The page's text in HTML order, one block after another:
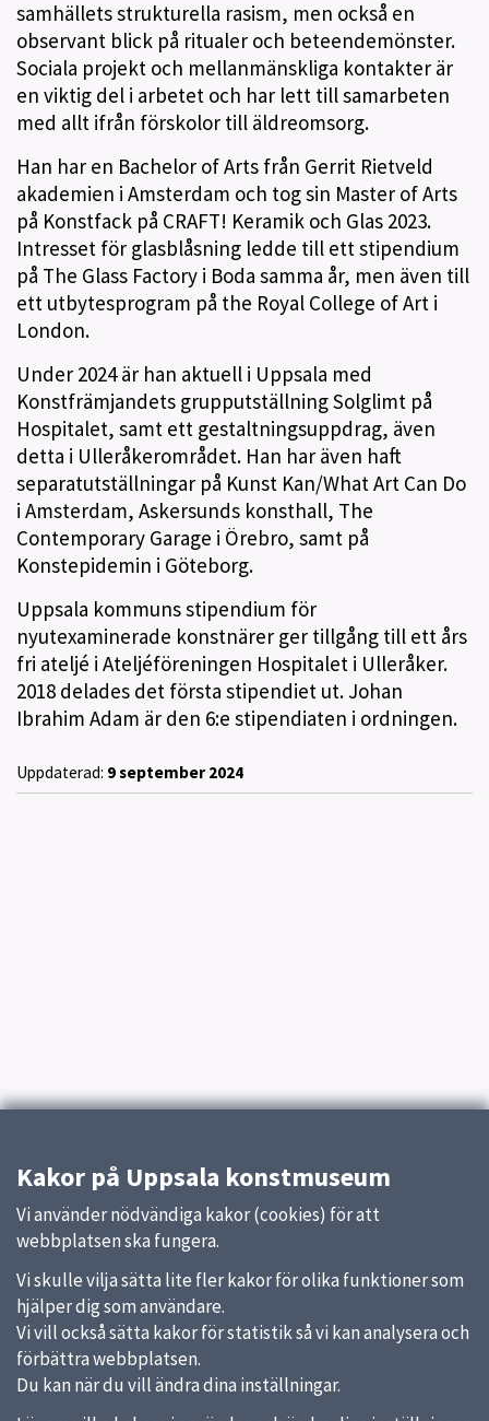
samhällets strukturella rasism, men också en
observant blick på ritualer och beteendemönster.
Sociala projekt och mellanmänskliga kontakter är
en viktig del i arbetet och har lett till samarbeten
med allt ifrån förskolor till äldreomsorg.
Han har en Bachelor of Arts från Gerrit Rietveld
akademien i Amsterdam och tog sin Master of Arts
på Konstfack på CRAFT! Keramik och Glas 2023.
Intresset för glasblåsning ledde till ett stipendium
på The Glass Factory i Boda samma år, men även till
ett utbytesprogram på the Royal College of Art i
London.
Under 2024 är han aktuell i Uppsala med
Konstfrämjandets grupputställning Solglimt på
Hospitalet, samt ett gestaltningsuppdrag, även
detta i Ulleråkerområdet. Han har även haft
separatutställningar på Kunst Kan/What Art Can Do
i Amsterdam, Askersunds konsthall, The
Contemporary Garage i Örebro, samt på
Konstepidemin i Göteborg.
Uppsala kommuns stipendium för
nyutexaminerade konstnärer ger tillgång till ett års
fri ateljé i Ateljéföreningen Hospitalet i Ulleråker.
2018 delades det första stipendiet ut. Johan
Ibrahim Adam är den 6:e stipendiaten i ordningen.
Uppdaterad: 9 september 2024
Kakor på Uppsala konstmuseum
Vi använder nödvändiga kakor (cookies) för att
webbplatsen ska fungera.
Vi skulle vilja sätta lite fler kakor för olika funktioner som
hjälper dig som användare.
Vi vill också sätta kakor för statistik så vi kan analysera och
förbättra webbplatsen.
Du kan när du vill ändra dina inställningar.